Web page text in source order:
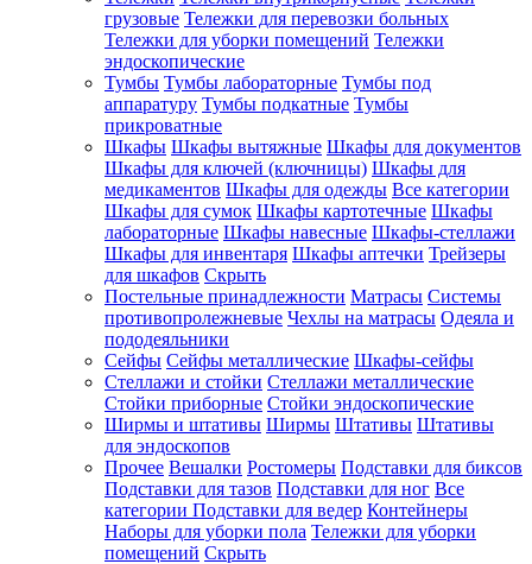
грузовые Тележки для перевозки больных
Тележки для уборки помещений Тележки
эндоскопические
Тумбы Тумбы лабораторные Тумбы под
аппаратуру Тумбы подкатные Тумбы
прикроватные
Шкафы Шкафы вытяжные Шкафы для документов
Шкафы для ключей (ключницы) Шкафы для
медикаментов Шкафы для одежды Все категории
Шкафы для сумок Шкафы картотечные Шкафы
лабораторные Шкафы навесные Шкафы-стеллажи
Шкафы для инвентаря Шкафы аптечки Трейзеры
для шкафов Скрыть
Постельные принадлежности Матрасы Системы
противопролежневые Чехлы на матрасы Одеяла и
пододеяльники
Сейфы Сейфы металлические Шкафы-сейфы
Стеллажи и стойки Стеллажи металлические
Стойки приборные Стойки эндоскопические
Ширмы и штативы Ширмы Штативы Штативы
для эндоскопов
Прочее Вешалки Ростомеры Подставки для биксов
Подставки для тазов Подставки для ног Все
категории Подставки для ведер Контейнеры
Наборы для уборки пола Тележки для уборки
помещений Скрыть